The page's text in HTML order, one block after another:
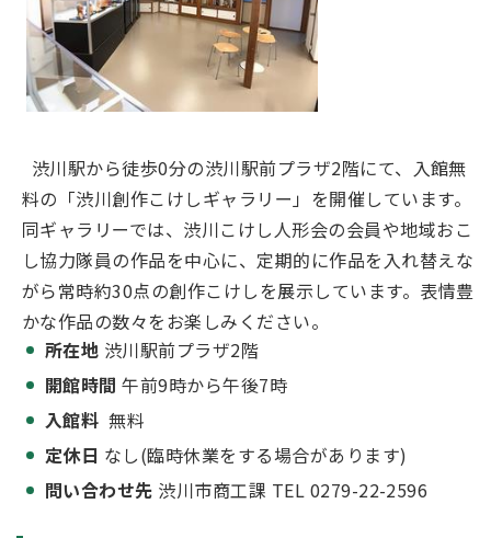
渋川駅から徒歩0分の渋川駅前プラザ2階にて、入館無
料の「渋川創作こけしギャラリー」を開催しています。
同ギャラリーでは、渋川こけし人形会の会員や地域おこ
し協力隊員の作品を中心に、定期的に作品を入れ替えな
がら常時約30点の創作こけしを展示しています。表情豊
かな作品の数々をお楽しみください。
所在地 渋川駅前プラザ2階
開館時間 午前9時から午後7時
入館料 無料
定休日 なし(臨時休業をする場合があります)
問い合わせ先 渋川市商工課 TEL 0279-22-2596